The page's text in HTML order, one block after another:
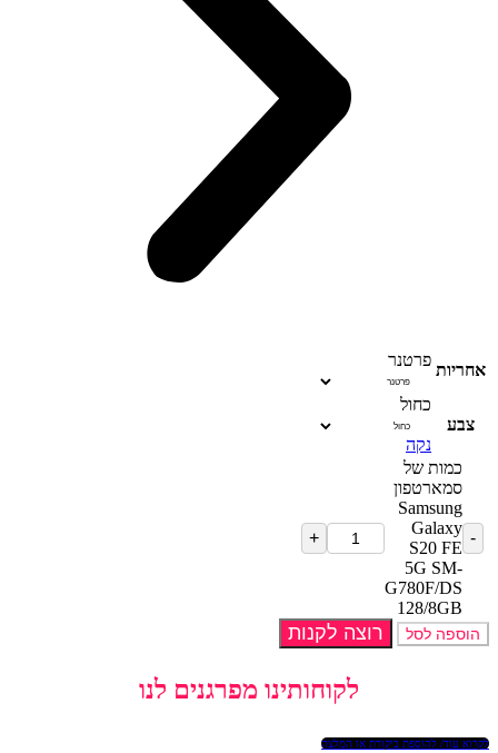
אחריות
פרטנר
צבע
כחול
נקה
כמות של
סמארטפון
Samsung
Galaxy
S20 FE
5G SM-
G780F/DS
128/8GB
הוספה לסל רוצה לקנות
לקוחותינו מפרגנים לנו
לקרוא עוד/ להוספת ביקורת או המלצה